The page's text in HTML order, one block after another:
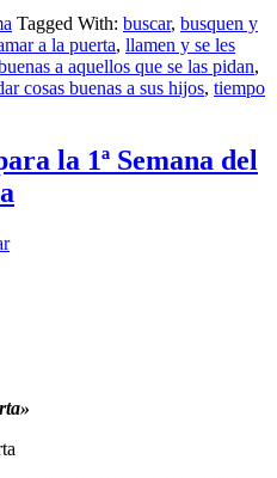
Tagged With: buscar, busquen y
a la puerta, llamen y se les
a aquellos que se las pidan,
cosas buenas a sus hijos, tiempo
la 1ª Semana del